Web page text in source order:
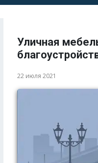
Уличная
22 июля 2021